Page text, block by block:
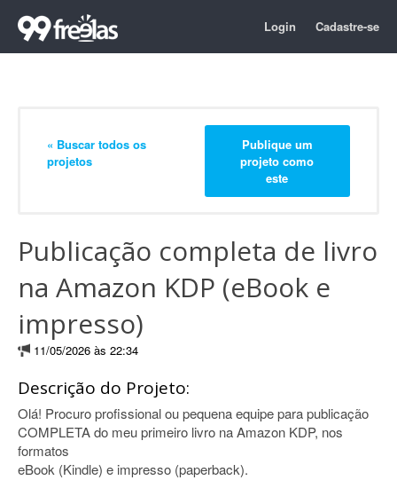
Login Cadastre-se
« Buscar todos os
projetos
Publique um
projeto como
este
Publicação completa de livro
na Amazon KDP (eBook e
impresso)
11/05/2026 às 22:34
Descrição do Projeto:
Olá! Procuro profissional ou pequena equipe para publicação
COMPLETA do meu primeiro livro na Amazon KDP, nos
formatos
eBook (Kindle) e impresso (paperback).